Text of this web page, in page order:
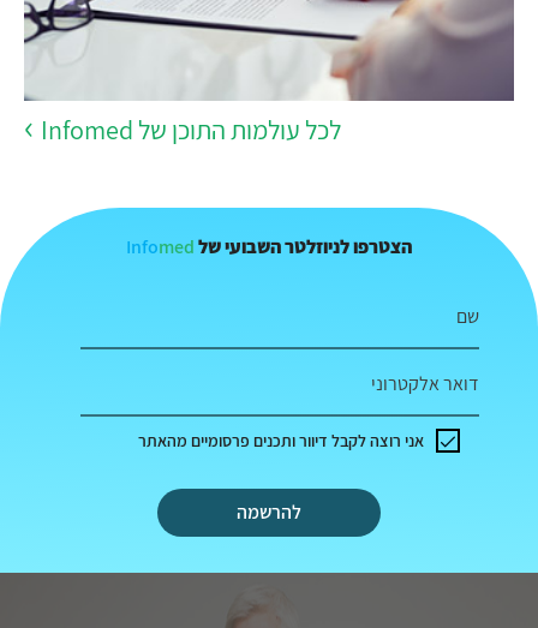
לכל עולמות התוכן של Infomed
הצטרפו לניוזלטר השבועי של Infomed
שם
דואר אלקטרוני
להרשמה
אני רוצה לקבל דיוור ותכנים פרסומיים מהאתר